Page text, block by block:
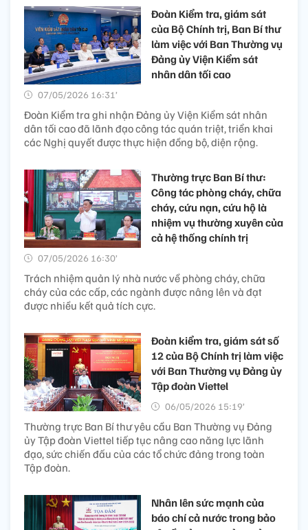
Đoàn Kiểm tra, giám sát
của Bộ Chính trị, Ban Bí thư
làm việc với Ban Thường vụ
Đảng ủy Viện Kiểm sát
nhân dân tối cao
07/05/2026 16:31’
Đoàn Kiểm tra ghi nhận Đảng ủy Viện Kiểm sát nhân
dân tối cao đã lãnh đạo công tác quán triệt, triển khai
các Nghị quyết được thực hiện đồng bộ, diện rộng.
Thường trực Ban Bí thư:
Công tác phòng cháy, chữa
cháy, cứu nạn, cứu hộ là
nhiệm vụ thường xuyên của
cả hệ thống chính trị
07/05/2026 16:30’
Trách nhiệm quản lý nhà nước về phòng cháy, chữa
cháy của các cấp, các ngành được nâng lên và đạt
được nhiều kết quả tích cực.
Đoàn kiểm tra, giám sát số
12 của Bộ Chính trị làm việc
với Ban Thường vụ Đảng ủy
Tập đoàn Viettel
06/05/2026 15:19’
Thường trực Ban Bí thư yêu cầu Ban Thường vụ Đảng
ủy Tập đoàn Viettel tiếp tục nâng cao năng lực lãnh
đạo, sức chiến đấu của các tổ chức đảng trong toàn
Tập đoàn.
Nhân lên sức mạnh của
báo chí cả nước trong bảo